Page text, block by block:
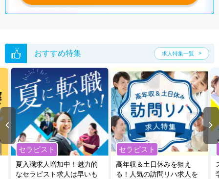
おすすめ特集 求人特集一覧
セラピスト
夏入職求人増加中！魅力的
なセラピスト求人は早いも
セラピスト
高年収＆土日休みを狙え
る！人気の訪問リハ求人を